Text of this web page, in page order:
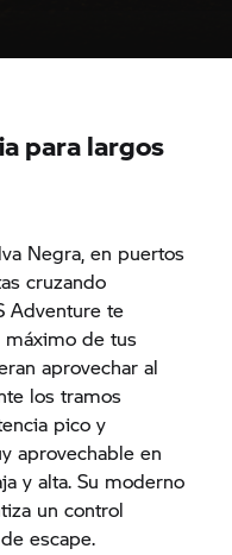
para largos
Negra, en puertos
cruzando
Adventure te
de tus
aprovechar al
los tramos
pico y
aprovechable en
y alta. Su moderno
un control
escape.